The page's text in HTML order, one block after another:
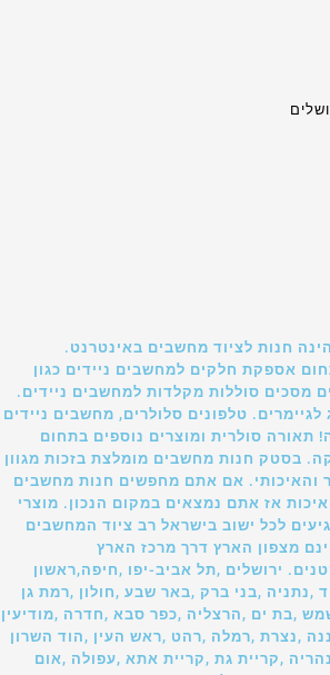
חנות לציוד מחשבים באינטרנט.
אספקת חלקים למחשבים ניידים כגון
מסכים סוללות מקלדות למחשבים ניידים.
לגיימרים. טלפונים סלולרים, מחשבים ניידים
תאורה סולרית ומוצרים נוספים בתחום
בסטק חנות מחשבים מומלצת בזכות מגוון
והאיכותי. אם אתם מחפשים חנות מחשבים
אז אתם נמצאים במקום הנכון. מוצרי
לכל ישוב בישראל רב ציוד המחשבים
מצפון הארץ דרך מרכז הארץ
ירושלים ,תל אביב-יפו ,חיפה,ראשון
,נתניה ,בני ברק ,באר שבע ,חולון ,רמת גן
,בת ים ,הרצליה ,כפר סבא ,חדרה ,מודיעין
,נצרת ,רמלה ,רהט ,ראש העין ,הוד השרון
,קריית גת ,קריית אתא ,עפולה ,אום